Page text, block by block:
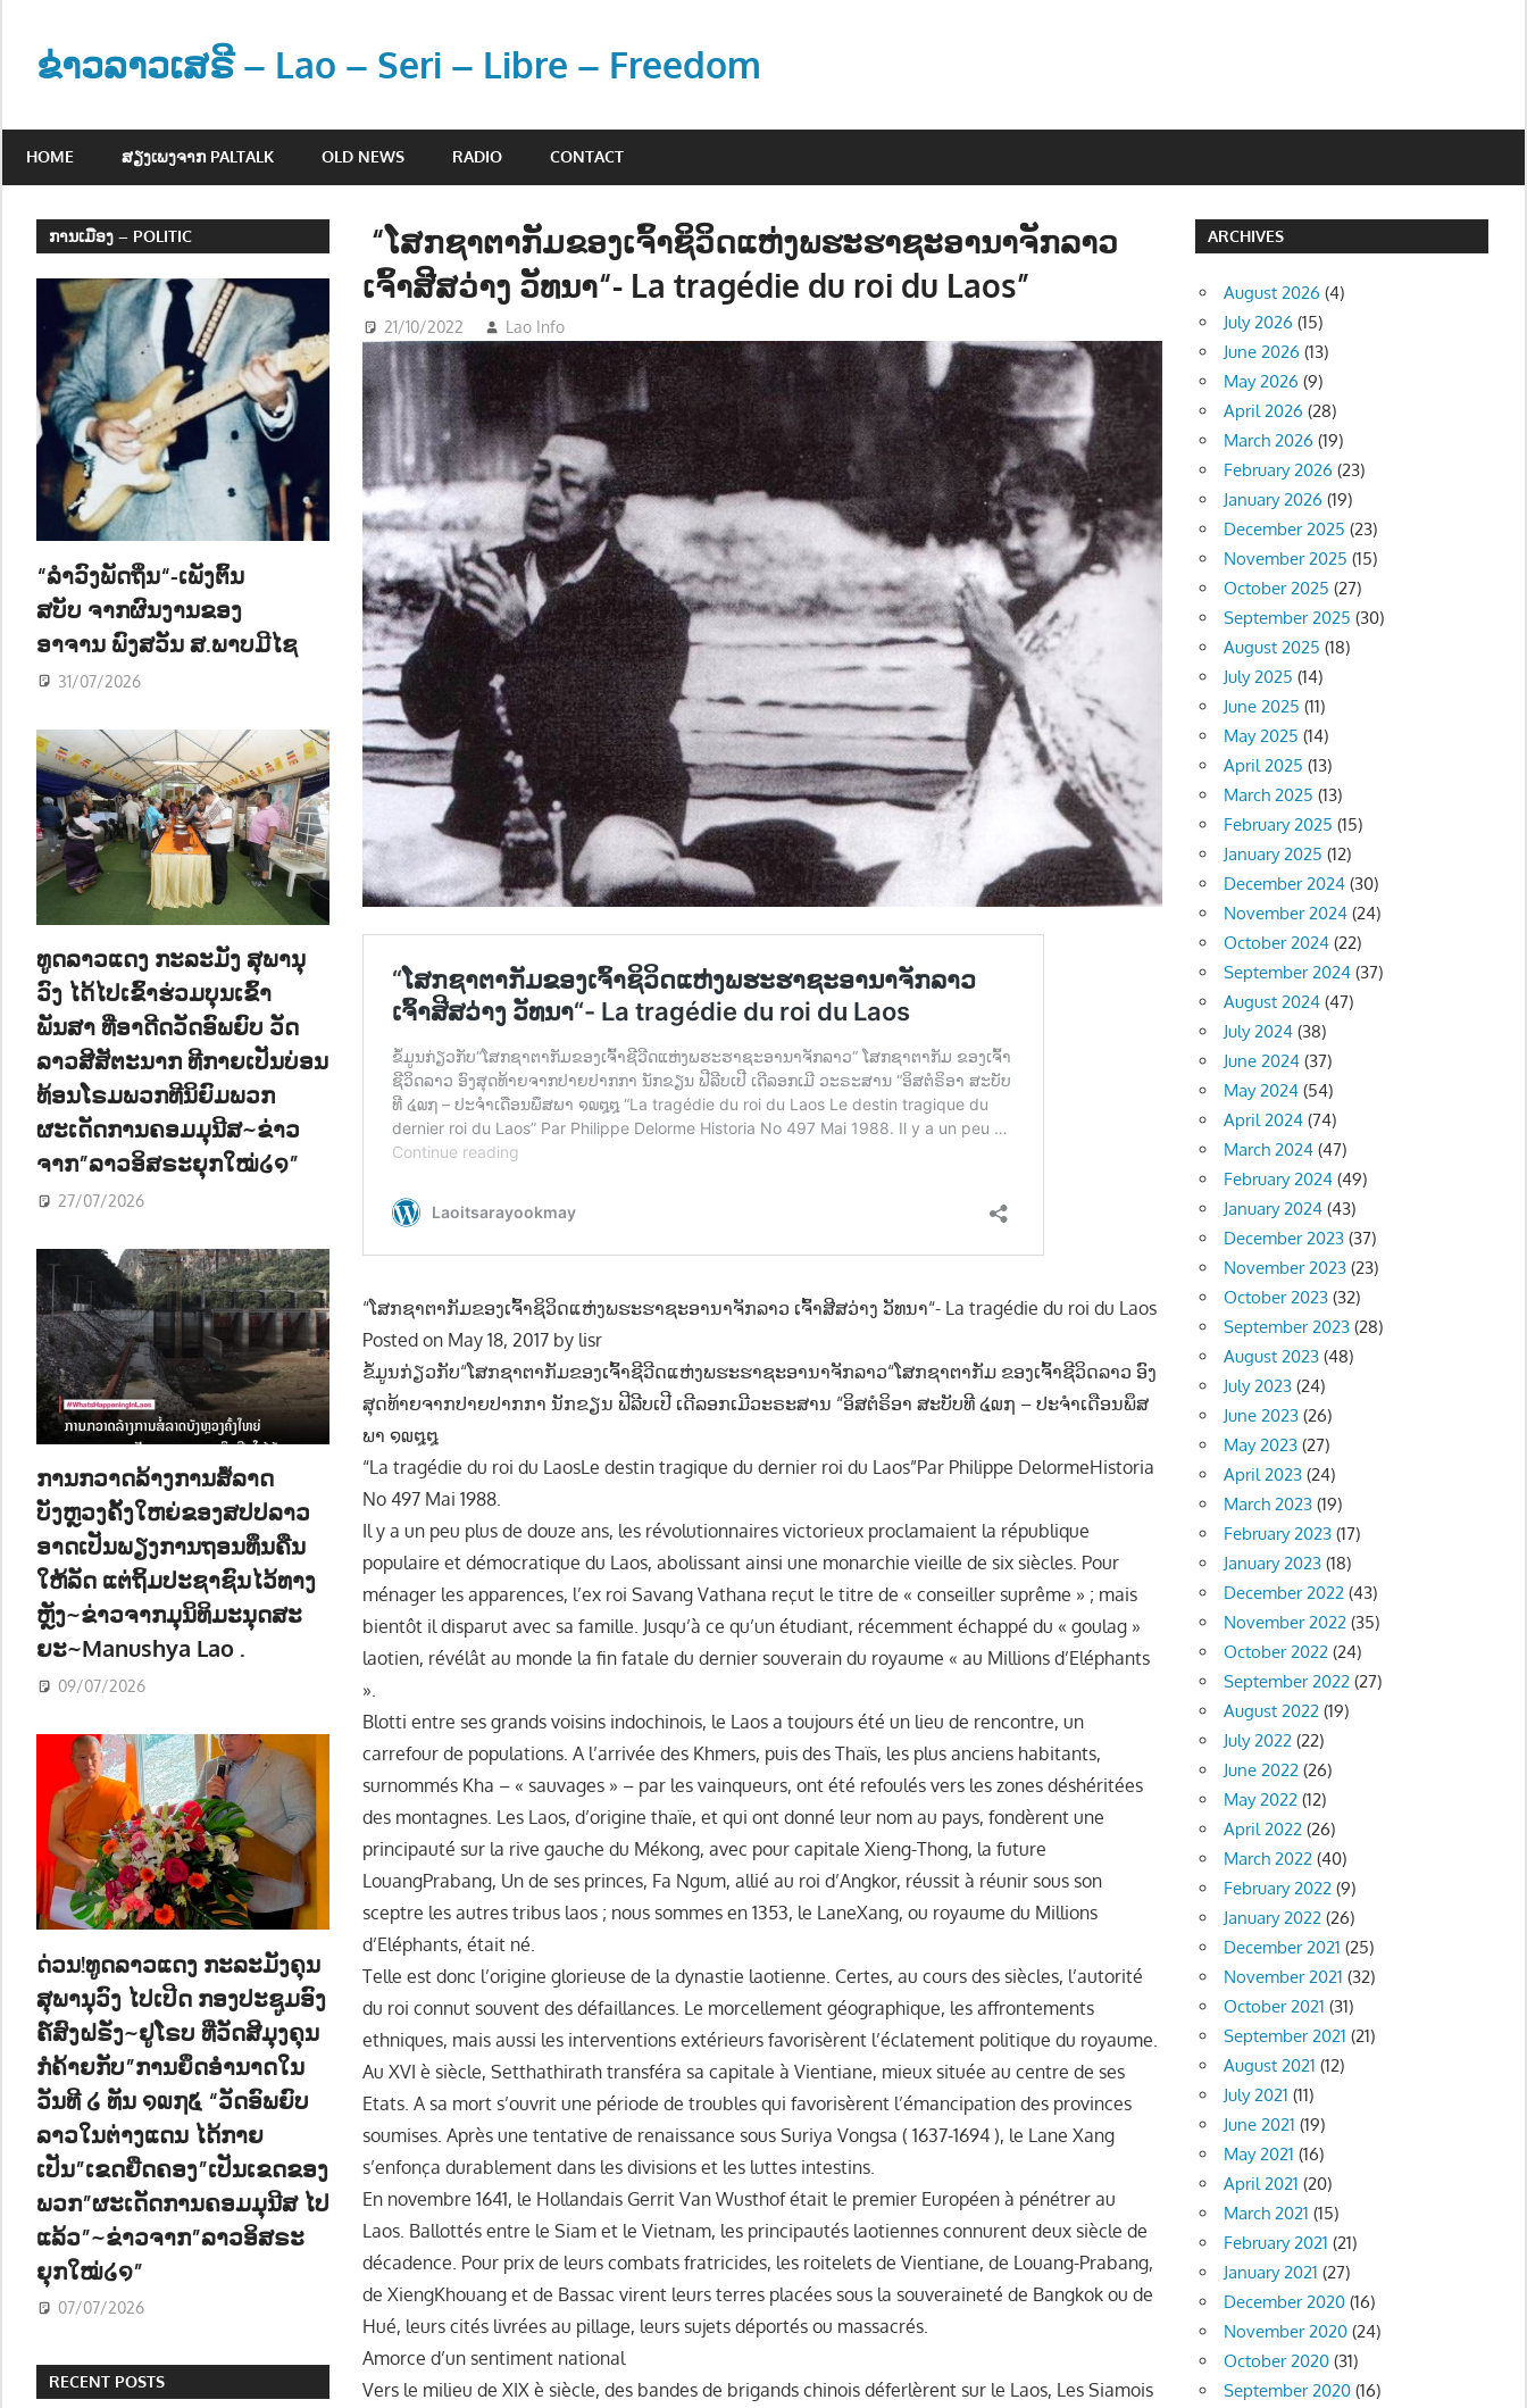
contentຂ່າວລາວເສຣີ – Lao – Seri – Libre – Freedom
ວ
ະ
ຂ່
າ
ວ
າ
HOME ສຽງເພງຈາກ PALTALK OLD NEWS RADIO CONTACT
“ໂສກຊາຕາກັມຂອງເຈົ້າຊິວິດແຫ່ງພຮະຮາຊະອານາຈັກລາວ
ເຈົ້າສີສວ່າງ ວັທນາ“- La tragédie du roi du Laos”
21/10/2022 Lao Info
“ໂສກຊາຕາກັມຂອງເຈົ້າຊິວິດແຫ່ງພຮະຮາຊະອານາຈັກລາວ ເຈົ້າສີສວ່າງ ວັທນາ“- La tragédie du roi du Laos
Posted on May 18, 2017 by lisr
ຂໍ້ມູນກ່ຽວກັບ“ໂສກຊາຕາກັມຂອງເຈົ້າຊີວີດແຫ່ງພຮະຮາຊະອານາຈັກລາວ“ໂສກຊາຕາກັມ ຂອງເຈົ້າຊີວິດລາວ ອົງ
ສຸດທ້າຍຈາກປາຍປາກກາ ນັກຂຽນ ຟີລີບເປີ ເດີລອກເມີວະຣະສານ “ອິສຕໍຣິອາ ສະບັບທີ ໔໙໗ – ປະຈຳເດືອນພຶສ
ພາ ໑໙໘໘
“La tragédie du roi du LaosLe destin tragique du dernier roi du Laos”Par Philippe DelormeHistoria
No 497 Mai 1988.
Il y a un peu plus de douze ans, les révolutionnaires victorieux proclamaient la république
populaire et démocratique du Laos, abolissant ainsi une monarchie vieille de six siècles. Pour
ménager les apparences, l’ex roi Savang Vathana reçut le titre de « conseiller suprême » ; mais
bientôt il disparut avec sa famille. Jusqu’à ce qu’un étudiant, récemment échappé du « goulag »
laotien, révélât au monde la fin fatale du dernier souverain du royaume « au Millions d’Eléphants
».
Blotti entre ses grands voisins indochinois, le Laos a toujours été un lieu de rencontre, un
carrefour de populations. A l’arrivée des Khmers, puis des Thaïs, les plus anciens habitants,
surnommés Kha – « sauvages » – par les vainqueurs, ont été refoulés vers les zones déshéritées
des montagnes. Les Laos, d’origine thaïe, et qui ont donné leur nom au pays, fondèrent une
principauté sur la rive gauche du Mékong, avec pour capitale Xieng-Thong, la future
LouangPrabang, Un de ses princes, Fa Ngum, allié au roi d’Angkor, réussit à réunir sous son
sceptre les autres tribus laos ; nous sommes en 1353, le LaneXang, ou royaume du Millions
d’Eléphants, était né.
Telle est donc l’origine glorieuse de la dynastie laotienne. Certes, au cours des siècles, l’autorité
du roi connut souvent des défaillances. Le morcellement géographique, les affrontements
ethniques, mais aussi les interventions extérieurs favorisèrent l’éclatement politique du royaume.
Au XVI è siècle, Setthathirath transféra sa capitale à Vientiane, mieux située au centre de ses
Etats. A sa mort s’ouvrit une période de troubles qui favorisèrent l’émancipation des provinces
soumises. Après une tentative de renaissance sous Suriya Vongsa ( 1637-1694 ), le Lane Xang
s’enfonça durablement dans les divisions et les luttes intestins.
En novembre 1641, le Hollandais Gerrit Van Wusthof était le premier Européen à pénétrer au
Laos. Ballottés entre le Siam et le Vietnam, les principautés laotiennes connurent deux siècle de
décadence. Pour prix de leurs combats fratricides, les roitelets de Vientiane, de Louang-Prabang,
de XiengKhouang et de Bassac virent leurs terres placées sous la souveraineté de Bangkok ou de
Hué, leurs cités livrées au pillage, leurs sujets déportés ou massacrés.
Amorce d’un sentiment national
Vers le milieu de XIX è siècle, des bandes de brigands chinois déferlèrent sur le Laos, Les Siamois
ການເມືອງ – POLITIC
“ລຳວົງພັດຖິ່ນ“-ເພັງຕົ້ນ
ສບັບ ຈາກຜົນງານຂອງ
ອາຈານ ພົງສວັນ ສ.ພາບມີໄຊ
31/07/2026
ທູດລາວແດງ ກະລະມັງ ສຸພານຸ
ວົງ ໄດ້ໄປເຂົ້າຮ່ວມບຸນເຂົ້າ
ພັນສາ ທີ່ອາດີດວັດອົພຍົບ ວັດ
ລາວສີສັຕະນາກ ທີກາຍເປັນບ່ອນ
ທ້ອນໂຣມພວກທີນິຍົມພວກ
ຜະເດັດການຄອມມຸນີສ~ຂ່າວ
ຈາກ”ລາວອິສຣະຍຸກໃໝ່໒໑”
27/07/2026
ການກວາດລ້າງການສໍ້ລາດ
ບັງຫຼວງຄັ້ງໃຫຍ່ຂອງສປປລາວ
ອາດເປັນພຽງການຖອນທຶນຄືນ
ໃຫ້ລັດ ແຕ່ຖິ້ມປະຊາຊົນໄວ້ທາງ
ຫຼັງ~ຂ່າວຈາກມຸນິທິມະນຸດສະ
ຍະ~Manushya Lao .
09/07/2026
ດ່ວນ!ທູດລາວແດງ ກະລະມັງຄຸນ
ສຸພານຸວົງ ໄປເປີດ ກອງປະຊູມອົງ
ຄ໌ສົງຝຣັ່ງ~ຢູໂຣບ ທີ່ວັດສີມຸງຄຸນ
ກໍຄ້າຍກັບ”ການຍຶດອຳນາດໃນ
ວັນທີ ໒ ທັນ ໑໙໗໕ “ວັດອົພຍົບ
ລາວໃນຕ່າງແດນ ໄດ້ກາຍ
ເປັນ”ເຂດຍືດຄອງ”ເປັນເຂດຂອງ
ພວກ”ຜະເດັດການຄອມມຸນີສ ໄປ
ແລ້ວ”~ຂ່າວຈາກ”ລາວອິສຣະ
ຍຸກໃໝ່໒໑”
07/07/2026
RECENT POSTS
ARCHIVES
August 2026 (4)
July 2026 (15)
June 2026 (13)
May 2026 (9)
April 2026 (28)
March 2026 (19)
February 2026 (23)
January 2026 (19)
December 2025 (23)
November 2025 (15)
October 2025 (27)
September 2025 (30)
August 2025 (18)
July 2025 (14)
June 2025 (11)
May 2025 (14)
April 2025 (13)
March 2025 (13)
February 2025 (15)
January 2025 (12)
December 2024 (30)
November 2024 (24)
October 2024 (22)
September 2024 (37)
August 2024 (47)
July 2024 (38)
June 2024 (37)
May 2024 (54)
April 2024 (74)
March 2024 (47)
February 2024 (49)
January 2024 (43)
December 2023 (37)
November 2023 (23)
October 2023 (32)
September 2023 (28)
August 2023 (48)
July 2023 (24)
June 2023 (26)
May 2023 (27)
April 2023 (24)
March 2023 (19)
February 2023 (17)
January 2023 (18)
December 2022 (43)
November 2022 (35)
October 2022 (24)
September 2022 (27)
August 2022 (19)
July 2022 (22)
June 2022 (26)
May 2022 (12)
April 2022 (26)
March 2022 (40)
February 2022 (9)
January 2022 (26)
December 2021 (25)
November 2021 (32)
October 2021 (31)
September 2021 (21)
August 2021 (12)
July 2021 (11)
June 2021 (19)
May 2021 (16)
April 2021 (20)
March 2021 (15)
February 2021 (21)
January 2021 (27)
December 2020 (16)
November 2020 (24)
October 2020 (31)
September 2020 (16)